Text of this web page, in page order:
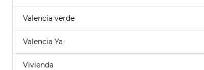
Valencia verde
Valencia Ya
Vivienda